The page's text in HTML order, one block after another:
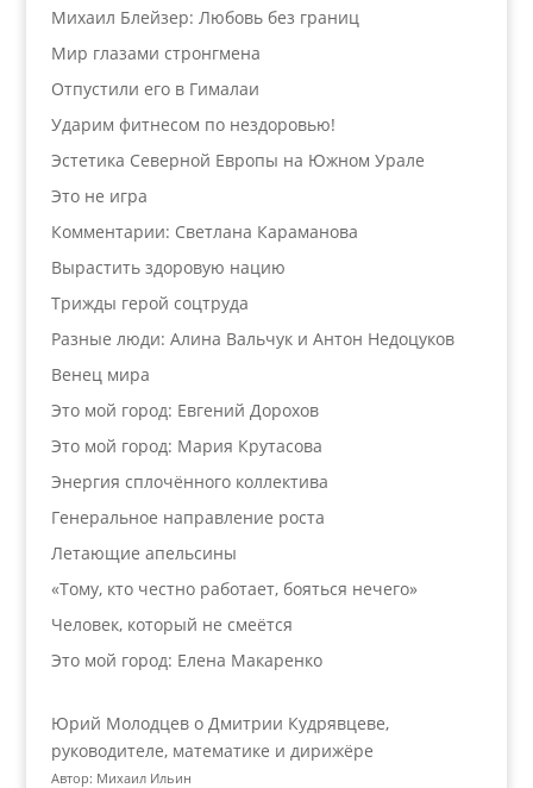
Михаил Блейзер: Любовь без границ
Мир глазами стронгмена
Отпустили его в Гималаи
Ударим фитнесом по нездоровью!
Эстетика Северной Европы на Южном Урале
Это не игра
Комментарии: Светлана Караманова
Вырастить здоровую нацию
Трижды герой соцтруда
Разные люди: Алина Вальчук и Антон Недоцуков
Венец мира
Это мой город: Евгений Дорохов
Это мой город: Мария Крутасова
Энергия сплочённого коллектива
Генеральное направление роста
Летающие апельсины
«Тому, кто честно работает, бояться нечего»
Человек, который не смеётся
Это мой город: Елена Макаренко
Юрий Молодцев о Дмитрии Кудрявцеве,
руководителе, математике и дирижёре
Автор: Михаил Ильин